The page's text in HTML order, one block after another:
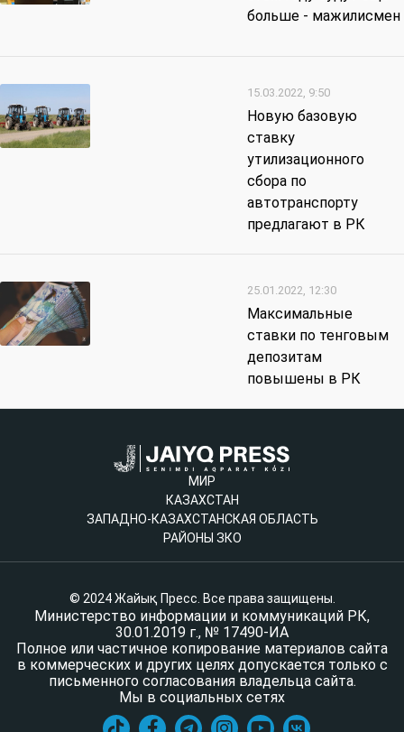
больше - мажилисмен
15.03.2022, 9:50
Новую базовую
ставку
утилизационного
сбора по
автотранспорту
предлагают в РК
25.01.2022, 12:30
Максимальные
ставки по тенговым
депозитам
повышены в РК
МИР
КАЗАХСТАН
ЗАПАДНО-КАЗАХСТАНСКАЯ ОБЛАСТЬ
РАЙОНЫ ЗКО
© 2024 Жайық Пресс. Все права защищены.
Министерство информации и коммуникаций РК,
30.01.2019 г., № 17490-ИА
Полное или частичное копирование материалов сайта
в коммерческих и других целях допускается только с
письменного согласования владельца сайта.
Мы в социальных сетях